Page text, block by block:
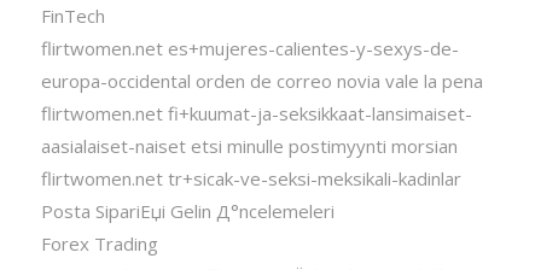
FinTech
flirtwomen.net es+mujeres-calientes-y-sexys-de-
europa-occidental orden de correo novia vale la pena
flirtwomen.net fi+kuumat-ja-seksikkaat-lansimaiset-
aasialaiset-naiset etsi minulle postimyynti morsian
flirtwomen.net tr+sicak-ve-seksi-meksikali-kadinlar
Posta SipariЕџi Gelin Д°ncelemeleri
Forex Trading